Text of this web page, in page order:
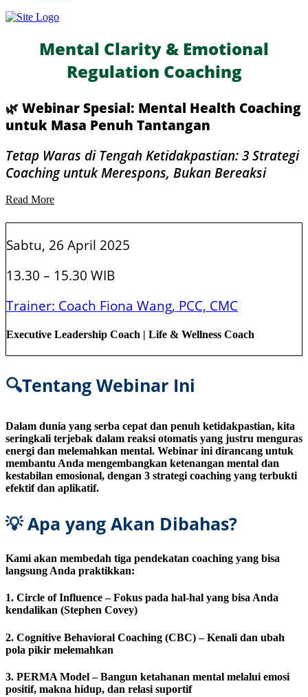
Mental Clarity & Emotional
Regulation Coaching
🌿 Webinar Spesial: Mental Health Coaching
untuk Masa Penuh Tantangan
Tetap Waras di Tengah Ketidakpastian: 3 Strategi
Coaching untuk Merespons, Bukan Bereaksi
Read More
Sabtu, 26 April 2025
13.30 – 15.30 WIB
Trainer: Coach Fiona Wang, PCC, CMC
Executive Leadership Coach | Life & Wellness Coach
🔍Tentang Webinar Ini
Dalam dunia yang serba cepat dan penuh ketidakpastian, kita
seringkali terjebak dalam reaksi otomatis yang justru menguras
energi dan melemahkan mental. Webinar ini dirancang untuk
membantu Anda mengembangkan ketenangan mental dan
kestabilan emosional, dengan 3 strategi coaching yang terbukti
efektif dan aplikatif.
💡 Apa yang Akan Dibahas?
Kami akan membedah tiga pendekatan coaching yang bisa
langsung Anda praktikkan:
1. Circle of Influence– Fokus pada hal-hal yang bisa Anda
kendalikan (Stephen Covey)
2. Cognitive Behavioral Coaching (CBC)– Kenali dan ubah
pola pikir melemahkan
3. PERMA Model– Bangun ketahanan mental melalui emosi
positif, makna hidup, dan relasi suportif